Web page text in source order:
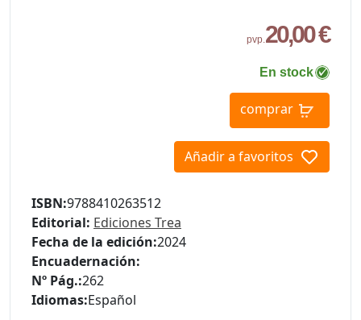
pvp. 20,00 €
En stock
comprar
Añadir a favoritos
ISBN:9788410263512
Editorial: Ediciones Trea
Fecha de la edición:2024
Encuadernación:
Nº Pág.:262
Idiomas:Español